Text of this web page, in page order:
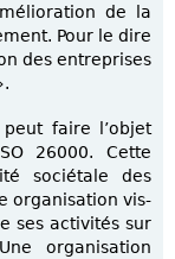
de la
Pour le dire
des entreprises
peut faire l’objet
26000. Cette
sociétale des
organisation vis-
ses activités sur
organisation